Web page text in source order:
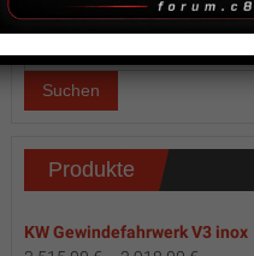
Suchen
nach:
Suchen
Produkte
KW Gewindefahrwerk V3 inox